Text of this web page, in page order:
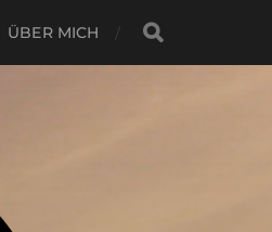
ÜBER MICH